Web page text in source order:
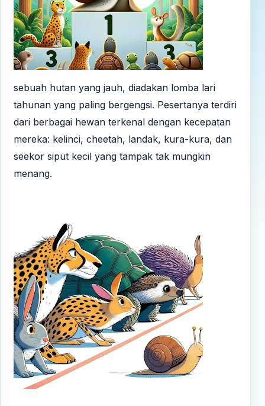
sebuah hutan yang jauh, diadakan lomba lari
tahunan yang paling bergengsi. Pesertanya terdiri
dari berbagai hewan terkenal dengan kecepatan
mereka: kelinci, cheetah, landak, kura-kura, dan
seekor siput kecil yang tampak tak mungkin
menang.